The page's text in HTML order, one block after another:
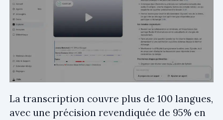
La transcription couvre plus de 100 langues,
avec une précision revendiquée de 95% en